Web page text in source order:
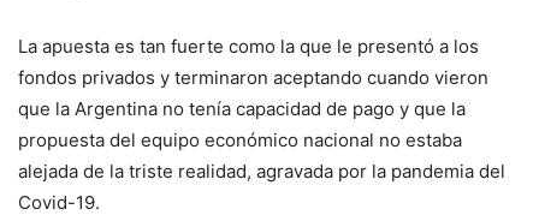
La apuesta es tan fuerte como la que le presentó a los
fondos privados y terminaron aceptando cuando vieron
que la Argentina no tenía capacidad de pago y que la
propuesta del equipo económico nacional no estaba
alejada de la triste realidad, agravada por la pandemia del
Covid-19.